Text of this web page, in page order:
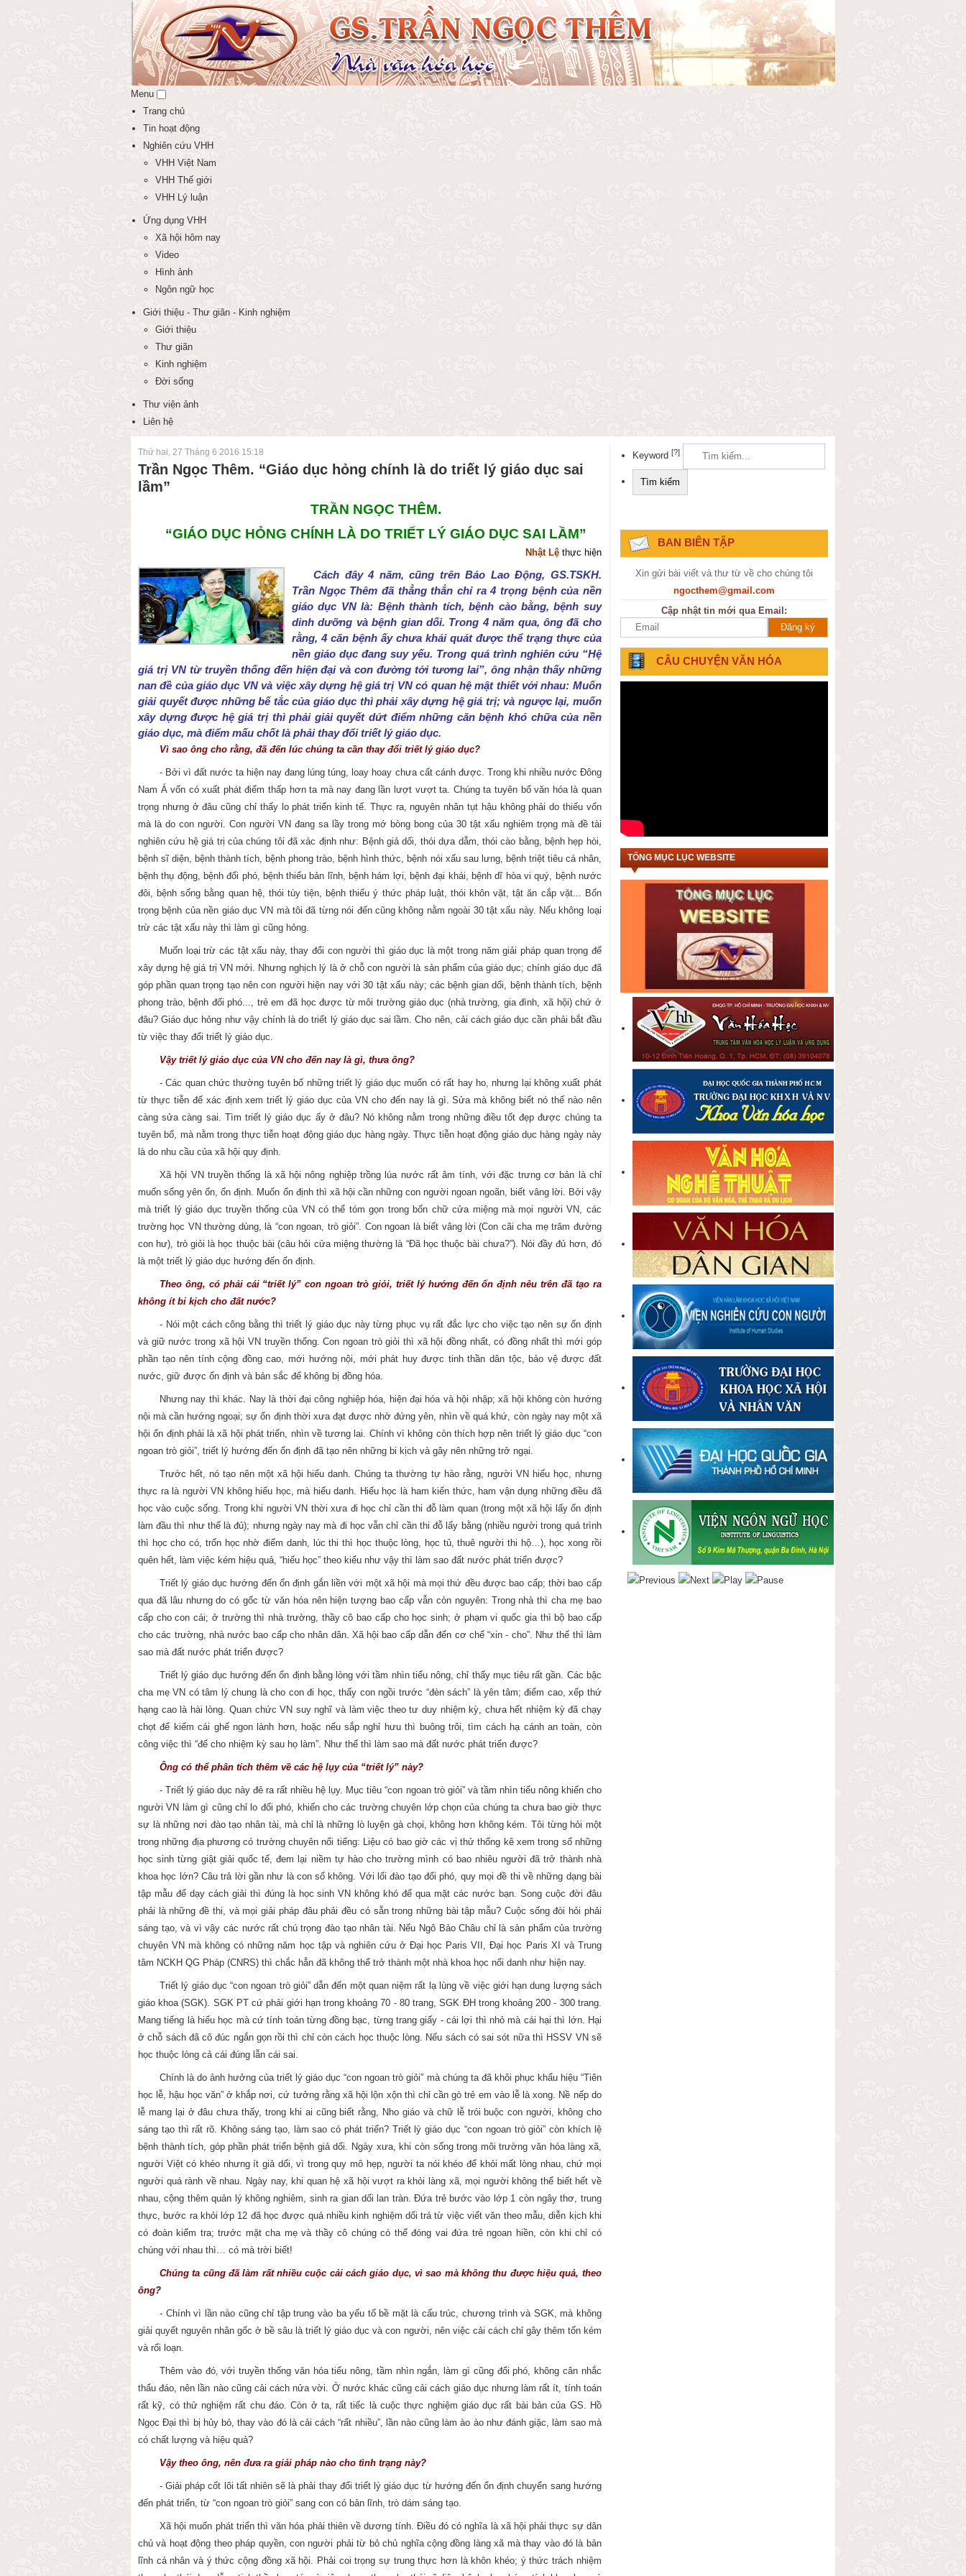
Menu
Trang chủ
Tin hoạt động
Nghiên cứu VHH
VHH Việt Nam
VHH Thế giới
VHH Lý luận
Ứng dụng VHH
Xã hội hôm nay
Video
Hình ảnh
Ngôn ngữ học
Giới thiệu - Thư giãn - Kinh nghiệm
Giới thiệu
Thư giãn
Kinh nghiệm
Đời sống
Thư viện ảnh
Liên hệ
Thứ hai, 27 Tháng 6 2016 15:18
Trần Ngọc Thêm. “Giáo dục hỏng chính là do triết lý giáo dục sai
lầm”
TRẦN NGỌC THÊM.
“GIÁO DỤC HỎNG CHÍNH LÀ DO TRIẾT LÝ GIÁO DỤC SAI LẦM”
Nhật Lệ thực hiện
Cách đây 4 năm, cũng trên Báo Lao Động, GS.TSKH.
Trần Ngọc Thêm đã thẳng thắn chỉ ra 4 trọng bệnh của nền
giáo dục VN là: Bệnh thành tích, bệnh cào bằng, bệnh suy
dinh dưỡng và bệnh gian dối. Trong 4 năm qua, ông đã cho
rằng, 4 căn bệnh ấy chưa khái quát được thể trạng thực của
nền giáo dục đang suy yếu. Trong quá trình nghiên cứu “Hệ
giá trị VN từ truyền thống đến hiện đại và con đường tới tương lai”, ông nhận thấy những
nan đề của giáo dục VN và việc xây dựng hệ giá trị VN có quan hệ mật thiết với nhau: Muốn
giải quyết được những bế tắc của giáo dục thì phải xây dựng hệ giá trị; và ngược lại, muốn
xây dựng được hệ giá trị thì phải giải quyết dứt điểm những căn bệnh khó chữa của nền
giáo dục, mà điểm mấu chốt là phải thay đổi triết lý giáo dục.
Vì sao ông cho rằng, đã đến lúc chúng ta cần thay đổi triết lý giáo dục?
- Bởi vì đất nước ta hiện nay đang lúng túng, loay hoay chưa cất cánh được. Trong khi nhiều nước Đông
Nam Á vốn có xuất phát điểm thấp hơn ta mà nay đang lần lượt vượt ta. Chúng ta tuyên bố văn hóa là quan
trọng nhưng ở đâu cũng chỉ thấy lo phát triển kinh tế. Thực ra, nguyên nhân tụt hậu không phải do thiếu vốn
mà là do con người. Con người VN đang sa lầy trong mớ bòng bong của 30 tật xấu nghiêm trọng mà đề tài
nghiên cứu hệ giá trị của chúng tôi đã xác định như: Bệnh giả dối, thói dựa dẫm, thói cào bằng, bệnh hẹp hòi,
bệnh sĩ diện, bệnh thành tích, bệnh phong trào, bệnh hình thức, bệnh nói xấu sau lưng, bệnh triệt tiêu cá nhân,
bệnh thụ động, bệnh đối phó, bệnh thiếu bản lĩnh, bệnh hám lợi, bệnh đại khái, bệnh dĩ hòa vi quý, bệnh nước
đôi, bệnh sống bằng quan hệ, thói tùy tiện, bệnh thiếu ý thức pháp luật, thói khôn vặt, tật ăn cắp vặt... Bốn
trọng bệnh của nền giáo dục VN mà tôi đã từng nói đến cũng không nằm ngoài 30 tật xấu này. Nếu không loại
trừ các tật xấu này thì làm gì cũng hỏng.
Muốn loại trừ các tật xấu này, thay đổi con người thì giáo dục là một trong năm giải pháp quan trọng để
xây dựng hệ giá trị VN mới. Nhưng nghịch lý là ở chỗ con người là sản phẩm của giáo dục; chính giáo dục đã
góp phần quan trọng tạo nên con người hiện nay với 30 tật xấu này; các bệnh gian dối, bệnh thành tích, bệnh
phong trào, bệnh đối phó..., trẻ em đã học được từ môi trường giáo dục (nhà trường, gia đình, xã hội) chứ ở
đâu? Giáo dục hỏng như vậy chính là do triết lý giáo dục sai lầm. Cho nên, cải cách giáo dục cần phải bắt đầu
từ việc thay đổi triết lý giáo dục.
Vậy triết lý giáo dục của VN cho đến nay là gì, thưa ông?
- Các quan chức thường tuyên bố những triết lý giáo dục muốn có rất hay ho, nhưng lại không xuất phát
từ thực tiễn để xác định xem triết lý giáo dục của VN cho đến nay là gì. Sửa mà không biết nó thế nào nên
càng sửa càng sai. Tìm triết lý giáo dục ấy ở đâu? Nó không nằm trong những điều tốt đẹp được chúng ta
tuyên bố, mà nằm trong thực tiễn hoạt động giáo dục hàng ngày. Thực tiễn hoạt động giáo dục hàng ngày này
là do nhu cầu của xã hội quy định.
Xã hội VN truyền thống là xã hội nông nghiệp trồng lúa nước rất âm tính, với đặc trưng cơ bản là chỉ
muốn sống yên ổn, ổn định. Muốn ổn định thì xã hội cần những con người ngoan ngoãn, biết vâng lời. Bởi vậy
mà triết lý giáo dục truyền thống của VN có thể tóm gọn trong bốn chữ cửa miệng mà mọi người VN, các
trường học VN thường dùng, là “con ngoan, trò giỏi”. Con ngoan là biết vâng lời (Con cãi cha mẹ trăm đường
con hư), trò giỏi là học thuộc bài (câu hỏi cửa miệng thường là “Đã học thuộc bài chưa?”). Nói đầy đủ hơn, đó
là một triết lý giáo dục hướng đến ổn định.
Theo ông, có phải cái “triết lý” con ngoan trò giỏi, triết lý hướng đến ổn định nêu trên đã tạo ra
không ít bi kịch cho đất nước?
- Nói một cách công bằng thì triết lý giáo dục này từng phục vụ rất đắc lực cho việc tạo nên sự ổn định
và giữ nước trong xã hội VN truyền thống. Con ngoan trò giỏi thì xã hội đồng nhất, có đồng nhất thì mới góp
phần tạo nên tính cộng đồng cao, mới hướng nội, mới phát huy được tinh thần dân tộc, bảo vệ được đất
nước, giữ được ổn định và bản sắc để không bị đồng hóa.
Nhưng nay thì khác. Nay là thời đại công nghiệp hóa, hiện đại hóa và hội nhập; xã hội không còn hướng
nội mà cần hướng ngoại; sự ổn định thời xưa đạt được nhờ đứng yên, nhìn về quá khứ, còn ngày nay một xã
hội ổn định phải là xã hội phát triển, nhìn về tương lai. Chính vì không còn thích hợp nên triết lý giáo dục “con
ngoan trò giỏi”, triết lý hướng đến ổn định đã tạo nên những bi kịch và gây nên những trở ngại.
Trước hết, nó tạo nên một xã hội hiếu danh. Chúng ta thường tự hào rằng, người VN hiếu học, nhưng
thực ra là người VN không hiếu học, mà hiếu danh. Hiếu học là ham kiến thức, ham vận dụng những điều đã
học vào cuộc sống. Trong khi người VN thời xưa đi học chỉ cần thi đỗ làm quan (trong một xã hội lấy ổn định
làm đầu thì như thế là đủ); nhưng ngày nay mà đi học vẫn chỉ cần thi đỗ lấy bằng (nhiều người trong quá trình
thì học cho có, trốn học nhờ điểm danh, lúc thi thì học thuộc lòng, học tủ, thuê người thi hộ…), học xong rồi
quên hết, làm việc kém hiệu quả, “hiếu học” theo kiểu như vậy thì làm sao đất nước phát triển được?
Triết lý giáo dục hướng đến ổn định gắn liền với một xã hội mà mọi thứ đều được bao cấp; thời bao cấp
qua đã lâu nhưng do có gốc từ văn hóa nên hiện tượng bao cấp vẫn còn nguyên: Trong nhà thì cha mẹ bao
cấp cho con cái; ở trường thì nhà trường, thầy cô bao cấp cho học sinh; ở phạm vi quốc gia thì bộ bao cấp
cho các trường, nhà nước bao cấp cho nhân dân. Xã hội bao cấp dẫn đến cơ chế “xin - cho”. Như thế thì làm
sao mà đất nước phát triển được?
Triết lý giáo dục hướng đến ổn định bằng lòng với tầm nhìn tiểu nông, chỉ thấy mục tiêu rất gần. Các bậc
cha mẹ VN có tâm lý chung là cho con đi học, thấy con ngồi trước “đèn sách” là yên tâm; điểm cao, xếp thứ
hạng cao là hài lòng. Quan chức VN suy nghĩ và làm việc theo tư duy nhiệm kỳ, chưa hết nhiệm kỳ đã chạy
chọt để kiếm cái ghế ngon lành hơn, hoặc nếu sắp nghỉ hưu thì buông trôi, tìm cách hạ cánh an toàn, còn
công việc thì “để cho nhiệm kỳ sau họ làm”. Như thế thì làm sao mà đất nước phát triển được?
Ông có thể phân tích thêm về các hệ lụy của “triết lý” này?
- Triết lý giáo dục này đẻ ra rất nhiều hệ lụy. Mục tiêu “con ngoan trò giỏi” và tầm nhìn tiểu nông khiến cho
người VN làm gì cũng chỉ lo đối phó, khiến cho các trường chuyên lớp chọn của chúng ta chưa bao giờ thực
sự là những nơi đào tạo nhân tài, mà chỉ là những lò luyện gà chọi, không hơn không kém. Tôi từng hỏi một
trong những địa phương có trường chuyên nổi tiếng: Liệu có bao giờ các vị thử thống kê xem trong số những
học sinh từng giật giải quốc tế, đem lại niềm tự hào cho trường mình có bao nhiêu người đã trở thành nhà
khoa học lớn? Câu trả lời gần như là con số không. Với lối đào tạo đối phó, quy mọi đề thi về những dạng bài
tập mẫu để dạy cách giải thì đúng là học sinh VN không khó để qua mặt các nước bạn. Song cuộc đời đâu
phải là những đề thi, và mọi giải pháp đâu phải đều có sẵn trong những bài tập mẫu? Cuộc sống đòi hỏi phải
sáng tạo, và vì vậy các nước rất chú trọng đào tạo nhân tài. Nếu Ngô Bảo Châu chỉ là sản phẩm của trường
chuyên VN mà không có những năm học tập và nghiên cứu ở Đại học Paris VII, Đại học Paris XI và Trung
tâm NCKH QG Pháp (CNRS) thì chắc hẳn đã không thể trở thành một nhà khoa học nổi danh như hiện nay.
Triết lý giáo dục “con ngoan trò giỏi” dẫn đến một quan niệm rất lạ lùng về việc giới hạn dung lượng sách
giáo khoa (SGK). SGK PT cứ phải giới hạn trong khoảng 70 - 80 trang, SGK ĐH trong khoảng 200 - 300 trang.
Mang tiếng là hiếu học mà cứ tính toán từng đồng bạc, từng trang giấy - cái lợi thì nhỏ mà cái hại thì lớn. Hại
ở chỗ sách đã cô đúc ngắn gọn rồi thì chỉ còn cách học thuộc lòng. Nếu sách có sai sót nữa thì HSSV VN sẽ
học thuộc lòng cả cái đúng lẫn cái sai.
Chính là do ảnh hưởng của triết lý giáo dục “con ngoan trò giỏi” mà chúng ta đã khôi phục khẩu hiệu “Tiên
học lễ, hậu học văn” ở khắp nơi, cứ tưởng rằng xã hội lộn xộn thì chỉ cần gò trẻ em vào lễ là xong. Nề nếp do
lễ mang lại ở đâu chưa thấy, trong khi ai cũng biết rằng, Nho giáo và chữ lễ trói buộc con người, không cho
sáng tạo thì rất rõ. Không sáng tạo, làm sao có phát triển? Triết lý giáo dục “con ngoan trò giỏi” còn khích lệ
bệnh thành tích, góp phần phát triển bệnh giả dối. Ngày xưa, khi còn sống trong môi trường văn hóa làng xã,
người Việt có khéo nhưng ít giả dối, vì trong quy mô hẹp, người ta nói khéo để khỏi mất lòng nhau, chứ mọi
người quá rành về nhau. Ngày nay, khi quan hệ xã hội vượt ra khỏi làng xã, mọi người không thể biết hết về
nhau, cộng thêm quản lý không nghiêm, sinh ra gian dối lan tràn. Đứa trẻ bước vào lớp 1 còn ngây thơ, trung
thực, bước ra khỏi lớp 12 đã học được quá nhiều kinh nghiệm dối trá từ việc viết văn theo mẫu, diễn kịch khi
có đoàn kiểm tra; trước mặt cha mẹ và thầy cô chúng có thể đóng vai đứa trẻ ngoan hiền, còn khi chỉ có
chúng với nhau thì… có mà trời biết!
Chúng ta cũng đã làm rất nhiều cuộc cải cách giáo dục, vì sao mà không thu được hiệu quả, theo
ông?
- Chính vì lần nào cũng chỉ tập trung vào ba yếu tố bề mặt là cấu trúc, chương trình và SGK, mà không
giải quyết nguyên nhân gốc ở bề sâu là triết lý giáo dục và con người, nên việc cải cách chỉ gây thêm tốn kém
và rối loạn.
Thêm vào đó, với truyền thống văn hóa tiểu nông, tầm nhìn ngắn, làm gì cũng đối phó, không cân nhắc
thấu đáo, nên lần nào cũng cải cách nửa vời. Ở nước khác cũng cải cách giáo dục nhưng làm rất ít, tính toán
rất kỹ, có thử nghiệm rất chu đáo. Còn ở ta, rất tiếc là cuộc thực nghiệm giáo dục rất bài bản của GS. Hồ
Ngọc Đại thì bị hủy bỏ, thay vào đó là cải cách “rất nhiều”, lần nào cũng làm ào ào như đánh giặc, làm sao mà
có chất lượng và hiệu quả?
Vậy theo ông, nên đưa ra giải pháp nào cho tình trạng này?
- Giải pháp cốt lõi tất nhiên sẽ là phải thay đổi triết lý giáo dục từ hướng đến ổn định chuyển sang hướng
đến phát triển, từ “con ngoan trò giỏi” sang con có bản lĩnh, trò dám sáng tạo.
Xã hội muốn phát triển thì văn hóa phải thiên về dương tính. Điều đó có nghĩa là xã hội phải thực sự dân
chủ và hoạt động theo pháp quyền, con người phải từ bỏ chủ nghĩa cộng đồng làng xã mà thay vào đó là bản
lĩnh cá nhân và ý thức cộng đồng xã hội. Phải coi trọng sự trung thực hơn là khôn khéo; ý thức trách nhiệm
Keyword[?]
BAN BIÊN TẬP
Xin gửi bài viết và thư từ về cho chúng tôi
ngocthem@gmail.com
Cập nhật tin mới qua Email:
CÂU CHUYỆN VĂN HÓA
TỔNG MỤC LỤC WEBSITE